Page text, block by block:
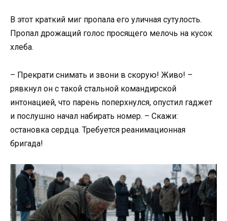
В этот краткий миг пропала его уличная сутулость.
Пропал дрожащий голос просящего мелочь на кусок
хлеба.
– Прекрати снимать и звони в скорую! Живо! –
рявкнул он с такой стальной командирской
интонацией, что парень поперхнулся, опустил гаджет
и послушно начал набирать номер. – Скажи:
остановка сердца. Требуется реанимационная
бригада!